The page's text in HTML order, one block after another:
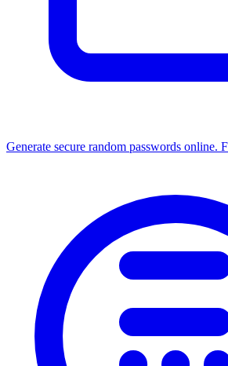
Generate secure random passwords online.